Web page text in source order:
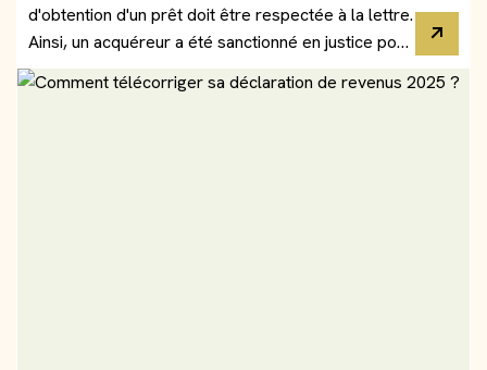
d'obtention d'un prêt doit être respectée à la lettre.
Ainsi, un acquéreur a été sanctionné en justice pour
avoir demandé à sa banque un taux inférieur à celui
mentionné dans la promesse, faisant échouer la